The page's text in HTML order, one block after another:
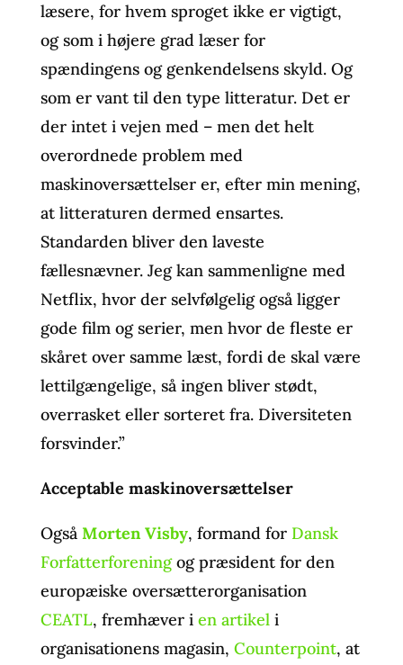
læsere, for hvem sproget ikke er vigtigt,
og som i højere grad læser for
spændingens og genkendelsens skyld. Og
som er vant til den type litteratur. Det er
der intet i vejen med – men det helt
overordnede problem med
maskinoversættelser er, efter min mening,
at litteraturen dermed ensartes.
Standarden bliver den laveste
fællesnævner. Jeg kan sammenligne med
Netflix, hvor der selvfølgelig også ligger
gode film og serier, men hvor de fleste er
skåret over samme læst, fordi de skal være
lettilgængelige, så ingen bliver stødt,
overrasket eller sorteret fra. Diversiteten
forsvinder.”
Acceptable maskinoversættelser
Også Morten Visby, formand for Dansk
Forfatterforeningog præsident for den
europæiske oversætterorganisation
CEATL, fremhæver i en artikeli
organisationens magasin, Counterpoint, at